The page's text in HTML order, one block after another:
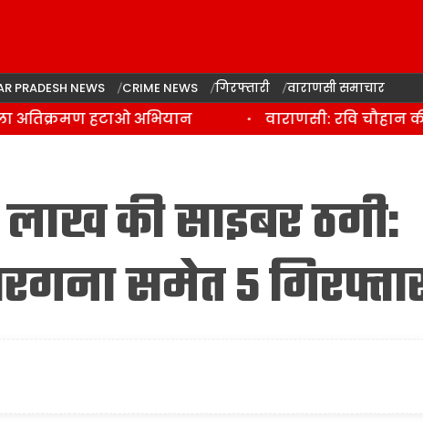
PRADESH NEWS CRIME NEWS गिरफ्तारी वाराणसी समाचार
हटाओ अभियान वाराणसी: रवि चौहान की
की साइबर ठगी:
समेत 5